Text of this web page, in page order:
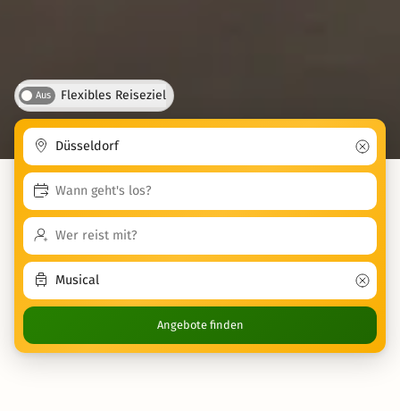
Aus Flexibles Reiseziel
Angebote finden